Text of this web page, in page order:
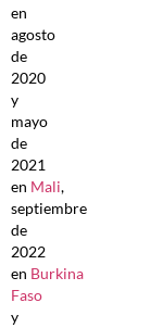
en
agosto
de
2020
y
mayo
de
2021
en Mali,
septiembre
de
2022
en Burkina
Faso
y